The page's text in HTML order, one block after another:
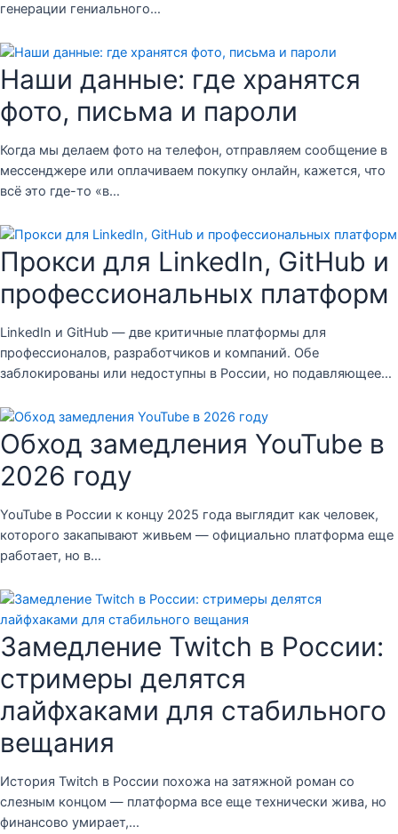
генерации гениального…
Наши данные: где хранятся
фото, письма и пароли
Когда мы делаем фото на телефон, отправляем сообщение в
мессенджере или оплачиваем покупку онлайн, кажется, что
всё это где-то «в…
Прокси для LinkedIn, GitHub и
профессиональных платформ
LinkedIn и GitHub — две критичные платформы для
профессионалов, разработчиков и компаний. Обе
заблокированы или недоступны в России, но подавляющее…
Обход замедления YouTube в
2026 году
YouTube в России к концу 2025 года выглядит как человек,
которого закапывают живьем — официально платформа еще
работает, но в…
Замедление Twitch в России:
стримеры делятся
лайфхаками для стабильного
вещания
История Twitch в России похожа на затяжной роман со
слезным концом — платформа все еще технически жива, но
финансово умирает,…